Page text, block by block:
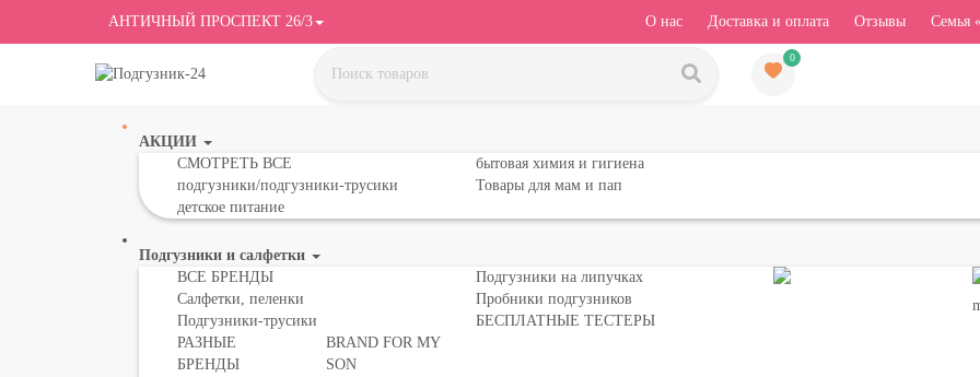
АНТИЧНЫЙ ПРОСПЕКТ 26/3 О нас Доставка и оплата Отзывы Семья
0
АКЦИИ
СМОТРЕТЬ ВСЕ
подгузники/подгузники-трусики
детское питание
бытовая химия и гигиена
Товары для мам и пап
Подгузники и салфетки
ВСЕ БРЕНДЫ
Салфетки, пеленки
Подгузники-трусики
РАЗНЫЕ
БРЕНДЫ
BRAND FOR MY
SON
Подгузники на липучках
Пробники подгузников
БЕСПЛАТНЫЕ ТЕСТЕРЫ